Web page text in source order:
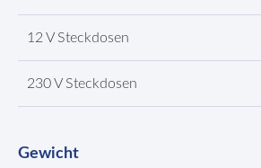
12 V Steckdosen
230 V Steckdosen
Gewicht